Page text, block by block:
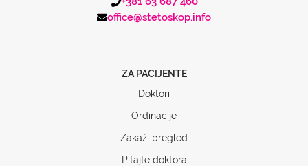
office@stetoskop.info
ZA PACIJENTE
Doktori
Ordinacije
Zakaži pregled
Pitajte doktora